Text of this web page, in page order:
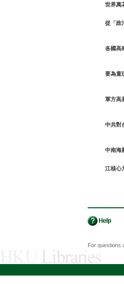
世界萬
從「政
各國高
要為童
軍方高
中共對
中南海
江核心
For questions